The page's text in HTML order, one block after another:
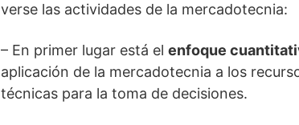
verse las actividades de la mercadotecnia:
– En primer lugar está el enfoque
aplicación de la mercadotecnia a los
técnicas para la toma de decisiones.